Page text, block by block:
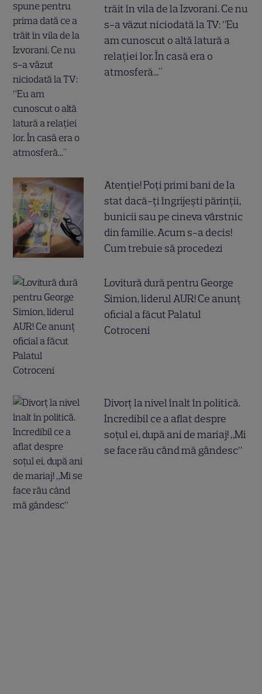
trăit în vila de la Izvorani. Ce nu
s-a văzut niciodată la TV: ”Eu
am cunoscut o altă latură a
relației lor. În casă era o
atmosferă..."
Atenție! Poți primi bani de la
stat dacă-ți îngrijești părinții,
bunicii sau pe cineva vârstnic
din familie. Acum s-a decis!
Cum trebuie să procedezi
Lovitură dură pentru George
Simion, liderul AUR! Ce anunț
oficial a făcut Palatul
Cotroceni
Divorț la nivel înalt în politică.
Incredibil ce a aflat despre
soțul ei, după ani de mariaj! „Mi
se face rău când mă gândesc”